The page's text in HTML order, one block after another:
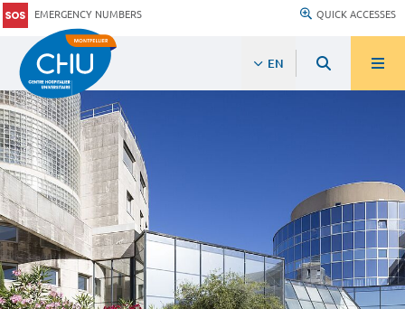
EMERGENCY NUMBERS QUICK ACCESSES
EN